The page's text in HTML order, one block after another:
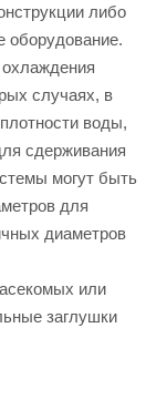
либо
оборудование.
случаях, в
воды,
сдерживания
могут быть
для
диаметров
или
заглушки